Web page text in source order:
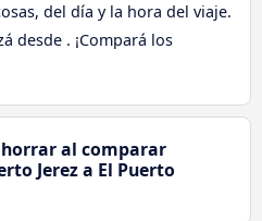
del día y la hora del viaje.
desde . ¡Compará los
al comparar
Jerez a El Puerto